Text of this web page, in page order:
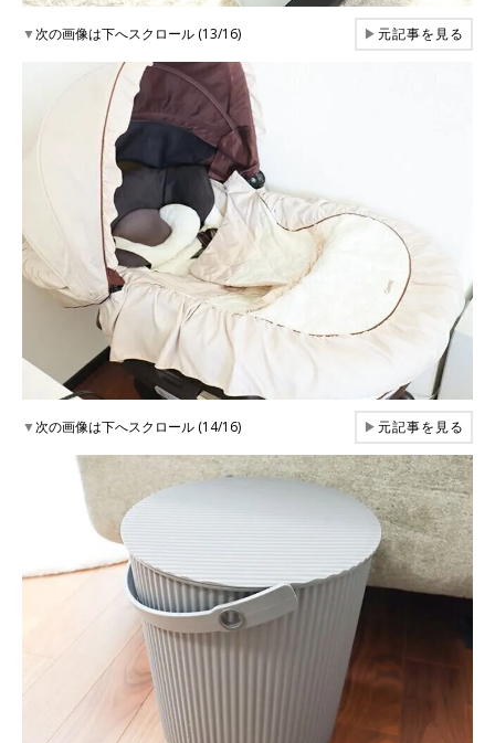
▼次の画像は下へスクロール (13/16) ▶元記事を見る
▼次の画像は下へスクロール (14/16) ▶元記事を見る